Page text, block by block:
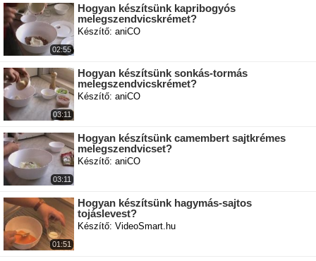
02:55
Hogyan készítsünk kapribogyós
melegszendvicskrémet?
Készítő: aniCO
03:11
Hogyan készítsünk sonkás-tormás
melegszendvicskrémet?
Készítő: aniCO
03:11
Hogyan készítsünk camembert sajtkrémes
melegszendvicset?
Készítő: aniCO
01:51
Hogyan készítsünk hagymás-sajtos
tojáslevest?
Készítő: VideoSmart.hu